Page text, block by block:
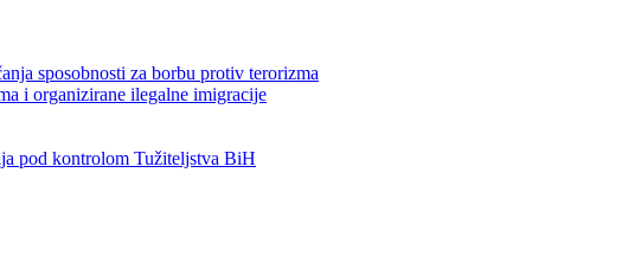
sposobnosti za borbu protiv terorizma
i organizirane ilegalne imigracije
pod kontrolom Tužiteljstva BiH